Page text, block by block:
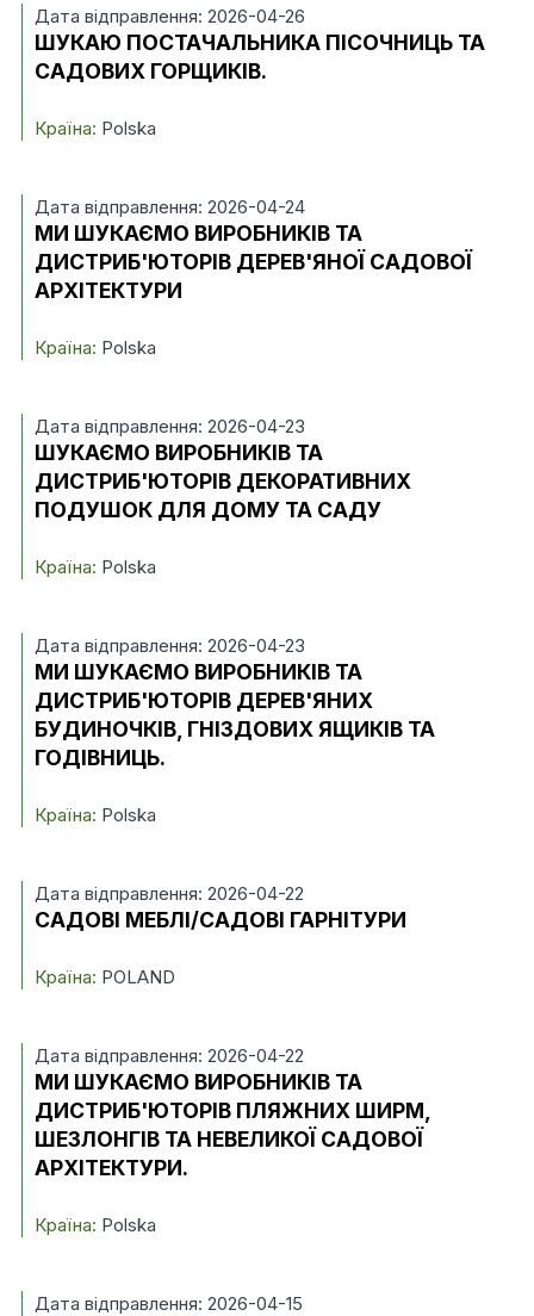
Дата відправлення: 2026-04-26
ШУКАЮ ПОСТАЧАЛЬНИКА ПІСОЧНИЦЬ ТА
САДОВИХ ГОРЩИКІВ.
Країна: Polska
Дата відправлення: 2026-04-24
МИ ШУКАЄМО ВИРОБНИКІВ ТА
ДИСТРИБ'ЮТОРІВ ДЕРЕВ'ЯНОЇ САДОВОЇ
АРХІТЕКТУРИ
Країна: Polska
Дата відправлення: 2026-04-23
ШУКАЄМО ВИРОБНИКІВ ТА
ДИСТРИБ'ЮТОРІВ ДЕКОРАТИВНИХ
ПОДУШОК ДЛЯ ДОМУ ТА САДУ
Країна: Polska
Дата відправлення: 2026-04-23
МИ ШУКАЄМО ВИРОБНИКІВ ТА
ДИСТРИБ'ЮТОРІВ ДЕРЕВ'ЯНИХ
БУДИНОЧКІВ, ГНІЗДОВИХ ЯЩИКІВ ТА
ГОДІВНИЦЬ.
Країна: Polska
Дата відправлення: 2026-04-22
САДОВІ МЕБЛІ/САДОВІ ГАРНІТУРИ
Країна: POLAND
Дата відправлення: 2026-04-22
МИ ШУКАЄМО ВИРОБНИКІВ ТА
ДИСТРИБ'ЮТОРІВ ПЛЯЖНИХ ШИРМ,
ШЕЗЛОНГІВ ТА НЕВЕЛИКОЇ САДОВОЇ
АРХІТЕКТУРИ.
Країна: Polska
Дата відправлення: 2026-04-15